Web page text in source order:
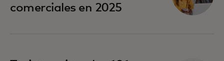
comerciales en 2025